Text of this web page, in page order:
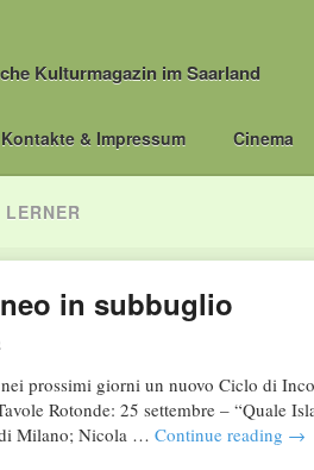
Kulturmagazin im Saarland
Kontakte & Impressum Cinema
LERNER
in subbuglio
nei prossimi giorni un nuovo Ciclo di
Rotonde: 25 settembre – “Quale
Milano; Nicola … Continue reading →